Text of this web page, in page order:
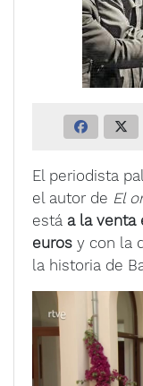
El periodista
el autor de El
está a la venta
euros y con la
la historia de